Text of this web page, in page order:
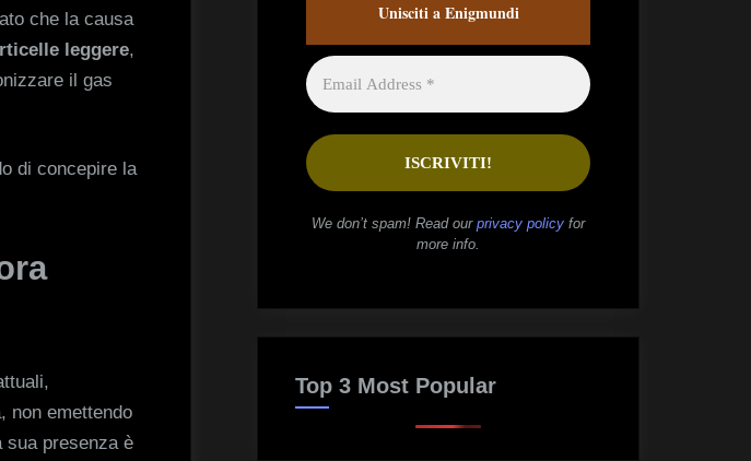
che la causa
leggere,
il gas
di concepire la
non emettendo
sua presenza è
Unisciti a Enigmundi
We don’t spam! Read our privacy policy for
more info.
Top 3 Most Popular